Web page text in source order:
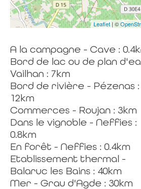
Leaflet | ©
A la campagne - Cave :
Bord de lac ou de plan
Vailhan : 7km
Bord de rivière - Pézenas :
12km
Commerces - Roujan : 3km
Dans le vignoble - Neffies :
0.8km
En forêt - Neffies : 0.4km
Etablissement thermal -
Balaruc les Bains : 40km
Mer - Grau d'Agde : 30km